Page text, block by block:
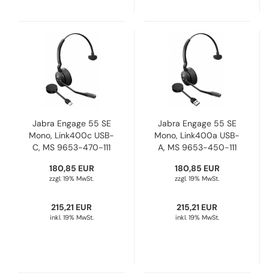
Jabra Engage 55 SE
Mono, Link400c USB-
C, MS 9653-470-111
180,85 EUR
zzgl. 19% MwSt.
215,21 EUR
inkl. 19% MwSt.
Jabra Engage 55 SE
Mono, Link400a USB-
A, MS 9653-450-111
180,85 EUR
zzgl. 19% MwSt.
215,21 EUR
inkl. 19% MwSt.